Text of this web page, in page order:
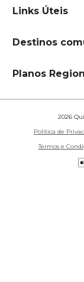
Links Úteis
Destinos
Planos
2026
Política de
Termos e